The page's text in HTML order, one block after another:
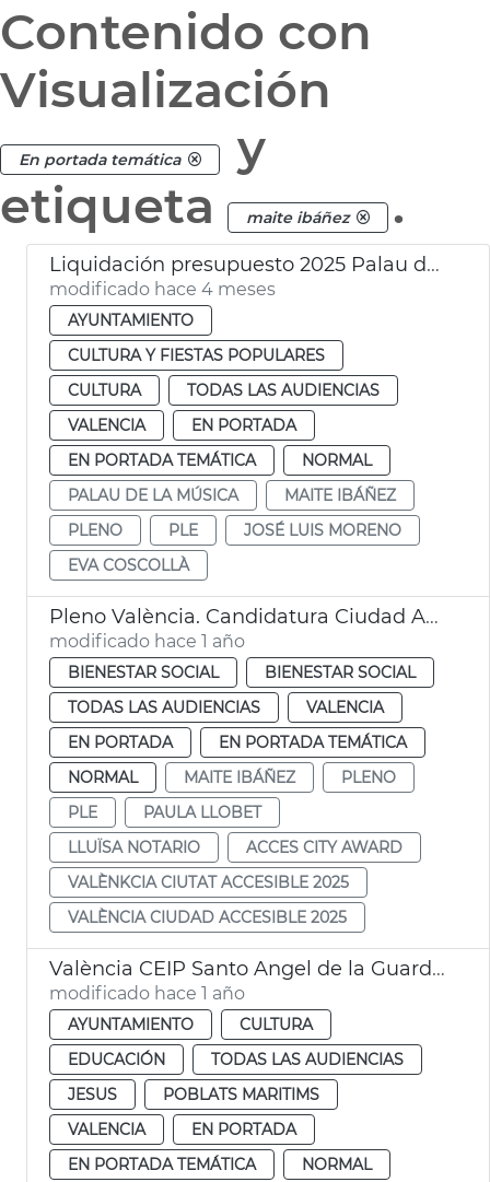
Contenido con
Visualización
En portada temática
y
etiqueta
maite ibáñez .
Liquidación presupuesto 2025 Palau de la Música València
modificado hace 4 meses
AYUNTAMIENTO
CULTURA Y FIESTAS POPULARES
CULTURA
TODAS LAS AUDIENCIAS
VALENCIA
EN PORTADA
EN PORTADA TEMÁTICA
NORMAL
PALAU DE LA MÚSICA
MAITE IBÁÑEZ
PLENO
PLE
JOSÉ LUIS MORENO
EVA COSCOLLÀ
Pleno València. Candidatura Ciudad Accesible 2025
modificado hace 1 año
BIENESTAR SOCIAL
BIENESTAR SOCIAL
TODAS LAS AUDIENCIAS
VALENCIA
EN PORTADA
EN PORTADA TEMÁTICA
NORMAL
MAITE IBÁÑEZ
PLENO
PLE
PAULA LLOBET
LLUÏSA NOTARIO
ACCES CITY AWARD
VALÈNKCIA CIUTAT ACCESIBLE 2025
VALÈNCIA CIUDAD ACCESIBLE 2025
València CEIP Santo Angel de la Guarda y CEIP San José de Calasanz
modificado hace 1 año
AYUNTAMIENTO
CULTURA
EDUCACIÓN
TODAS LAS AUDIENCIAS
JESUS
POBLATS MARITIMS
VALENCIA
EN PORTADA
EN PORTADA TEMÁTICA
NORMAL